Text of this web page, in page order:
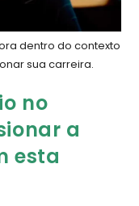
dentro do contexto
sua carreira.
no
a
esta